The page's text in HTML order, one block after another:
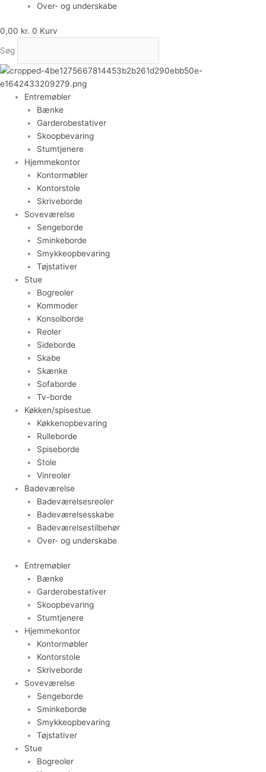
Over- og underskabe
0,00 kr. 0 Kurv
Søg
Entremøbler
Bænke
Garderobestativer
Skoopbevaring
Stumtjenere
Hjemmekontor
Kontormøbler
Kontorstole
Skriveborde
Soveværelse
Sengeborde
Sminkeborde
Smykkeopbevaring
Tøjstativer
Stue
Bogreoler
Kommoder
Konsolborde
Reoler
Sideborde
Skabe
Skænke
Sofaborde
Tv-borde
Køkken/spisestue
Køkkenopbevaring
Rulleborde
Spiseborde
Stole
Vinreoler
Badeværelse
Badeværelsesreoler
Badeværelsesskabe
Badeværelsestilbehør
Over- og underskabe
Entremøbler
Bænke
Garderobestativer
Skoopbevaring
Stumtjenere
Hjemmekontor
Kontormøbler
Kontorstole
Skriveborde
Soveværelse
Sengeborde
Sminkeborde
Smykkeopbevaring
Tøjstativer
Stue
Bogreoler